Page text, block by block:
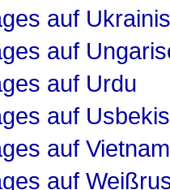
auf
auf
auf Urdu
auf
auf
auf